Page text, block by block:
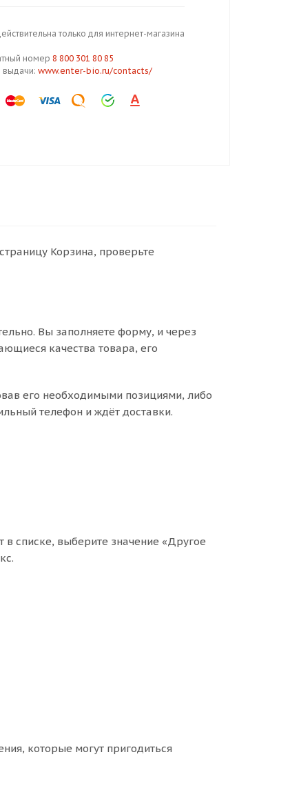
только для интернет-магазина
номер 8 800 301 80 85
выдачи: www.enter-bio.ru/contacts/
Корзина, проверьте
Вы заполняете форму, и через
качества товара, его
его необходимыми позициями, либо
телефон и ждёт доставки.
в списке, выберите значение «Другое
которые могут пригодиться